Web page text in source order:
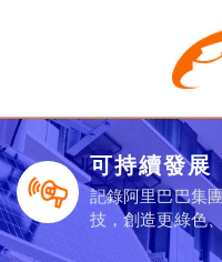
可持續發展
記錄阿里巴巴集
技，創造更綠色